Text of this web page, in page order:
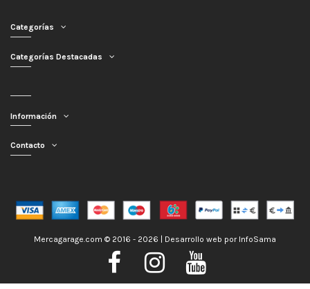
Categorías
Categorías Destacadas
Información
Contacto
Mercagarage.com © 2016 - 2026 | Desarrollo web por InfoSama